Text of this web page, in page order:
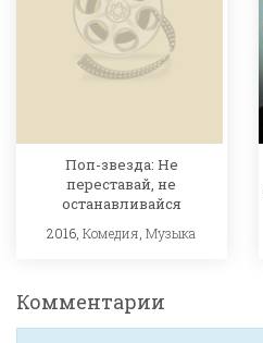
Поп-звезда: Не
переставай, не
останавливайся
2016,Комедия ,Музыка
Комментарии